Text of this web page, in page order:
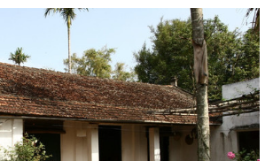
nhỏ với hàng rào dâm bụt, nhớ ngôi nhà
rộng với hai cây cau cao vút, căn bếp luôn
nhớ ông tôi rất nghiêm, bà tôi rất hiền và
đó chưa lấy chồng) thì rất tuyệt vời!